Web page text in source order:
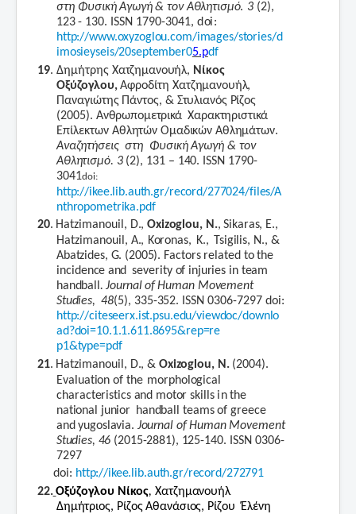
στη Φυσική Αγωγή & τον Αθλητισμό. 3 (2),
123 - 130. ISSN 1790-3041,doi:
http://www.oxyzoglou.com/images/stories/d
imosieyseis/20september05.pdf
19. Δημήτρης Χατζημανουήλ, Νίκος
Οξύζογλου, Αφροδίτη Χατζημανουήλ,
Παναγιώτης
Πάντος, & Στυλιανός Ρίζος
(2005). Ανθρωπομετρικά Χαρακτηριστικά
Επίλεκτων Αθλητών Ομαδικών Αθλημάτων.
Αναζητήσεις στη Φυσική Αγωγή & τον
Αθλητισμό. 3 (2), 131 – 140. ISSN 1790-
3041doi:
http://ikee.lib.auth.gr/record/277024/files/A
nthropometrika.pdf
20. Hatzimanouil, D., Oxizoglou, N., Sikaras, E.,
Hatzimanouil, A., Koronas, K., Tsigilis, N., &
Abatzides, G. (2005). Factors related to the
incidence and severity of injuries in team
handball . Journal of Human Movement
Studies, 48(5), 335-352. ISSN 0306-7297 doi:
http://citeseerx.ist.psu.edu/viewdoc/downlo
ad?doi=10.1.1.611.8695&rep=re
p1&type=pdf
21. Hatzimanouil, D., & Oxizoglou, N. (2004).
Evaluation of the morphological
characteristics and motor skills in the
national
junior handball teams of greece
and yugoslavia. Journal of Human Movement
Studies, 46 (2015-2881), 125-140. ISSN 0306-
7297
doi: http://ikee.lib.auth.gr/record/272791
22. Οξύζογλου Νίκος, Χατζημανουήλ
Δημήτριος, Ρίζος Αθανάσιος, Ρίζου Έλένη